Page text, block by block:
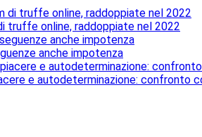
truffe online, raddoppiate nel 2022
anche impotenza
e autodeterminazione: confronto